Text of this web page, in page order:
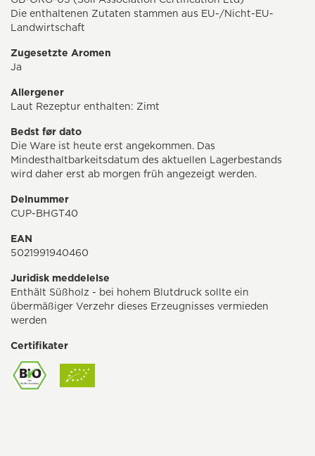
Die enthaltenen Zutaten stammen aus EU-/Nicht-EU-
Landwirtschaft
Zugesetzte Aromen
Ja
Allergener
Laut Rezeptur enthalten: Zimt
Bedst før dato
Die Ware ist heute erst angekommen. Das
Mindesthaltbarkeitsdatum des aktuellen Lagerbestands
wird daher erst ab morgen früh angezeigt werden.
Delnummer
CUP-BHGT40
EAN
5021991940460
Juridisk meddelelse
Enthält Süßholz - bei hohem Blutdruck sollte ein
übermäßiger Verzehr dieses Erzeugnisses vermieden
werden
Certifikater